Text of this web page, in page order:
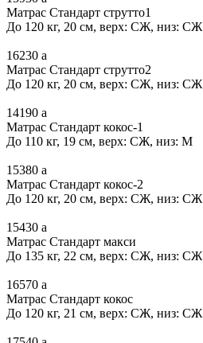
Матрас Стандарт струтто1
До 120 кг, 20 см, верх: СЖ, низ: СЖ
16230 a
Матрас Стандарт струтто2
До 120 кг, 20 см, верх: СЖ, низ: СЖ
14190 a
Матрас Стандарт кокос-1
До 110 кг, 19 см, верх: СЖ, низ: М
15380 a
Матрас Стандарт кокос-2
До 120 кг, 20 см, верх: СЖ, низ: СЖ
15430 a
Матрас Стандарт макси
До 135 кг, 22 см, верх: СЖ, низ: СЖ
16570 a
Матрас Стандарт кокос
До 120 кг, 21 см, верх: СЖ, низ: СЖ